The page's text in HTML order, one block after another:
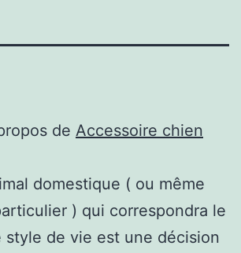
de Accessoire chien
domestique ( ou même
) qui correspondra le
style de vie est une décision